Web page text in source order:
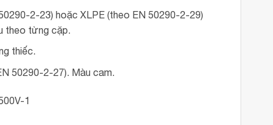
2-23) hoặc XLPE (theo EN 50290-2-29)
theo từng cặp.
thiếc.
50290-2-27). Màu cam.